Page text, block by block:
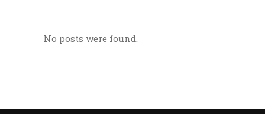
No posts were found.